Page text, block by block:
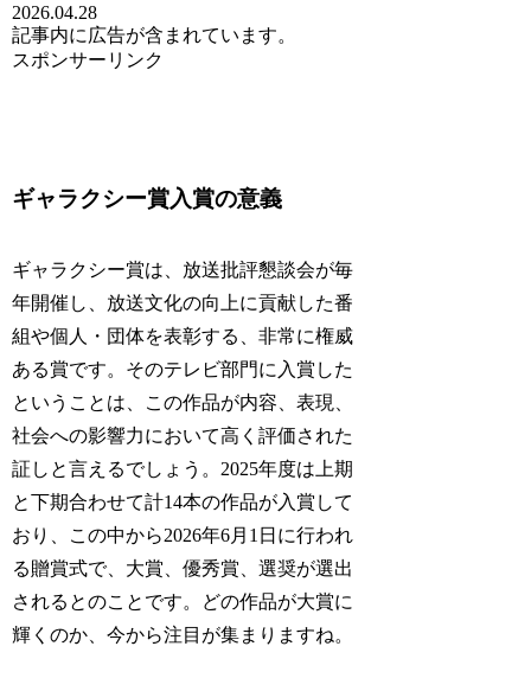
2026.04.28
記事内に広告が含まれています。
スポンサーリンク
ギャラクシー賞入賞の意義
ギャラクシー賞は、放送批評懇談会が毎
年開催し、放送文化の向上に貢献した番
組や個人・団体を表彰する、非常に権威
ある賞です。そのテレビ部門に入賞した
ということは、この作品が内容、表現、
社会への影響力において高く評価された
証しと言えるでしょう。2025年度は上期
と下期合わせて計14本の作品が入賞して
おり、この中から2026年6月1日に行われ
る贈賞式で、大賞、優秀賞、選奨が選出
されるとのことです。どの作品が大賞に
輝くのか、今から注目が集まりますね。